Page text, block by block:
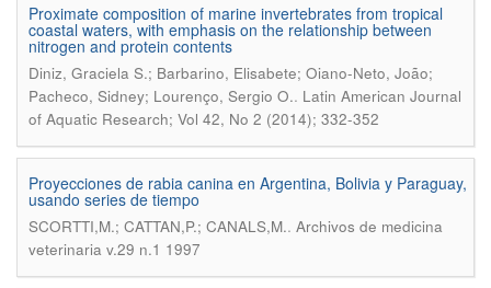
Proximate composition of marine invertebrates from tropical
coastal waters, with emphasis on the relationship between
nitrogen and protein contents
Diniz, Graciela S.; Barbarino, Elisabete; Oiano-Neto, João;
Pacheco, Sidney; Lourenço, Sergio O.. Latin American Journal
of Aquatic Research; Vol 42, No 2 (2014); 332-352
Proyecciones de rabia canina en Argentina, Bolivia y Paraguay,
usando series de tiempo
SCORTTI,M.; CATTAN,P.; CANALS,M.. Archivos de medicina
veterinaria v.29 n.1 1997